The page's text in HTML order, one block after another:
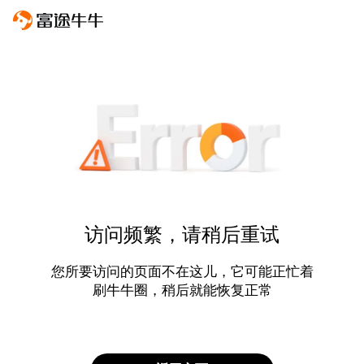
访问频繁，请稍后重试
您所要访问的页面不在这儿，它可能正忙着
刷牛牛圈，稍后就能恢复正常